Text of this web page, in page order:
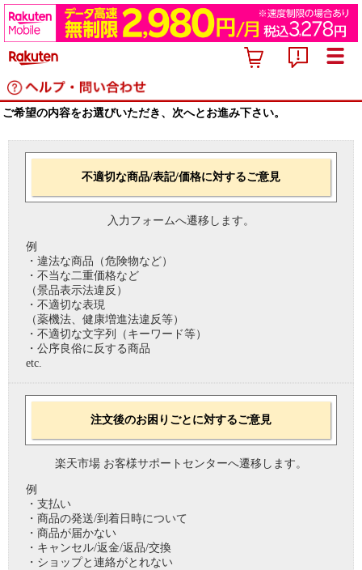
ご希望の内容をお選びいただき、次へとお進み下さい。
不適切な商品/表記/価格に対するご意見
入力フォームへ遷移します。
例
・違法な商品（危険物など）
・不当な二重価格など
（景品表示法違反）
・不適切な表現
（薬機法、健康増進法違反等）
・不適切な文字列（キーワード等）
・公序良俗に反する商品
etc.
注文後のお困りごとに対するご意見
楽天市場 お客様サポートセンターへ遷移します。
例
・支払い
・商品の発送/到着日時について
・商品が届かない
・キャンセル/返金/返品/交換
・ショップと連絡がとれない